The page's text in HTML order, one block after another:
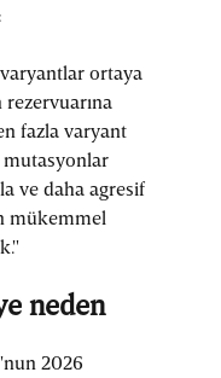
ortaya
rezervuarına
fazla varyant
mutasyonlar
ve daha agresif
mükemmel
neden
2026